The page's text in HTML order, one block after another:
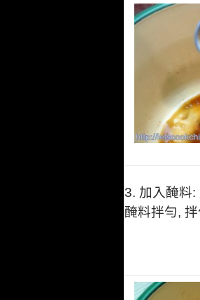
3. 加入醃料
醃料拌勻,